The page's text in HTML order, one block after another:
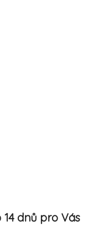
dnů pro Vás